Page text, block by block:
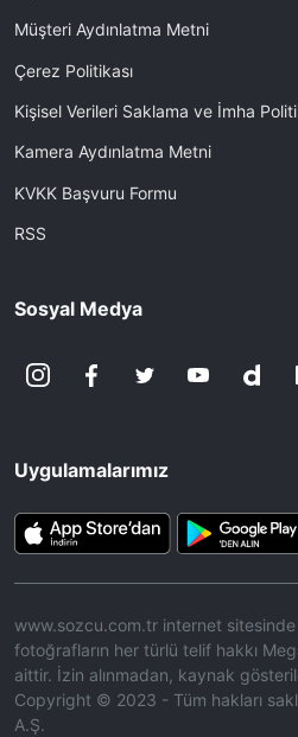
Müşteri Aydınlatma Metni
Çerez Politikası
Kişisel Verileri Saklama ve İmha
Kamera Aydınlatma Metni
KVKK Başvuru Formu
RSS
Sosyal Medya
Uygulamalarımız
www.sozcu.com.tr internet sitesinde
fotoğrafların her türlü telif hakkı
aittir. İzin alınmadan, kaynak
Copyright © 2023 - Tüm hakları
A.Ş.